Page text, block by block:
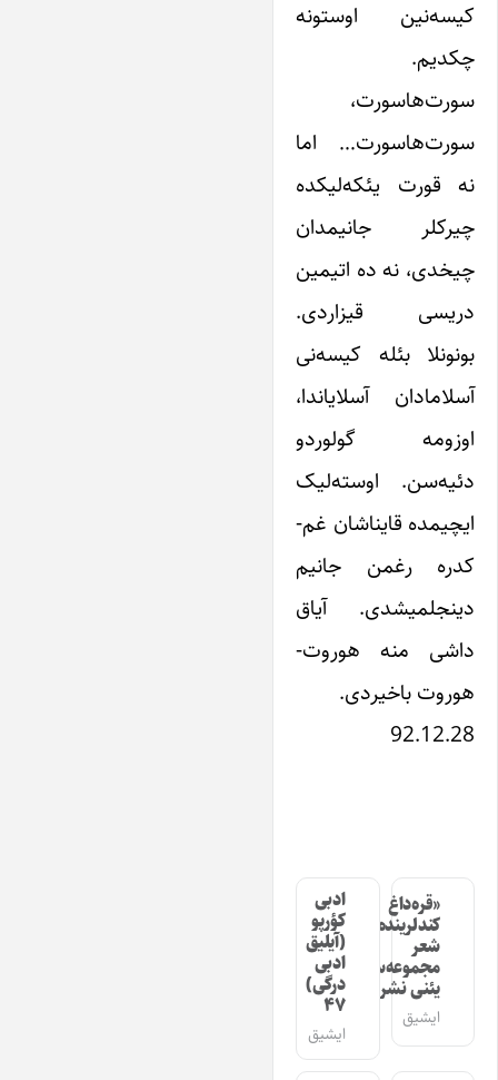
کیسه‌نین اوستونه
چکدیم.
سورت‌هاسورت،
سورت‌هاسورت… اما
نه قورت یئکه‌لیکده
چیرکلر جانیمدان
چیخدی، نه ده اتیمین
دریسی قیزاردی.
بونونلا بئله کیسه‌نی
آسلامادان آسلایاندا،
اوزومه گولوردو
دئیه‌سن. اوسته‌لیک
ایچیمده قایناشان غم-
کدره رغمن جانیم
دینجلمیشدی. آیاق
داشی منه هوروت-
هوروت باخیردی.
92.12.28
«قره‌داغ
کندلرینده»
شعر
مجموعه‌سینین
یئنی نشری
ایشیق
ادبی
کؤرپو
(آیلیق
ادبی
درگی)
۴۷
ایشیق